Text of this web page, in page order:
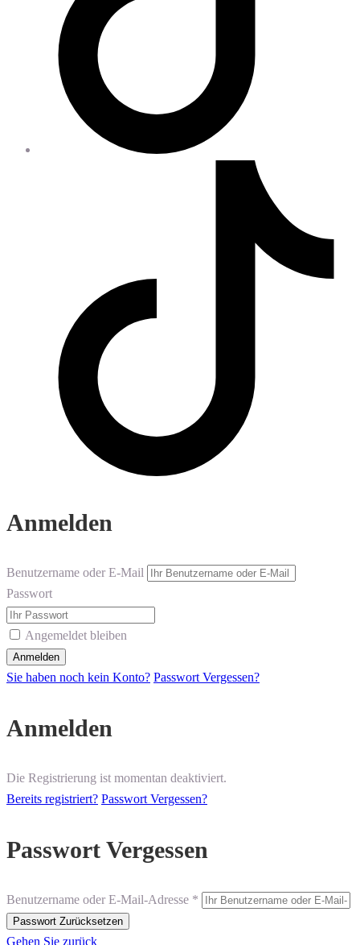
Anmelden
Benutzername oder E-Mail
Passwort
Angemeldet bleiben
Sie haben noch kein Konto? Passwort Vergessen?
Anmelden
Die Registrierung ist momentan deaktiviert.
Bereits registriert? Passwort Vergessen?
Passwort Vergessen
Benutzername oder E-Mail-Adresse *
Gehen Sie zurück